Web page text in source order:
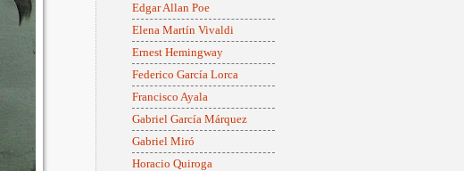
Edgar Allan Poe
Elena Martín Vivaldi
Ernest Hemingway
Federico García Lorca
Francisco Ayala
Gabriel García Márquez
Gabriel Miró
Horacio Quiroga